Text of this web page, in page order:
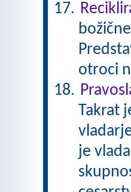
otroci
Takrat
je